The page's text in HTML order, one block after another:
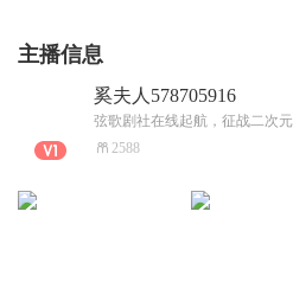
主播信息
奚夫人578705916
弦歌剧社在线起航，征战二次元
2588